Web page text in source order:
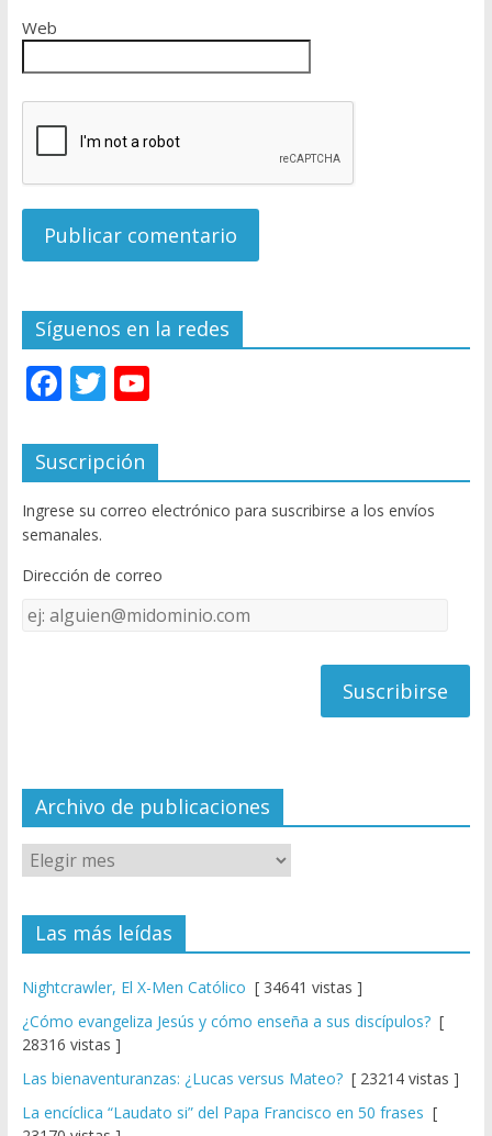
Web
Síguenos en la redes
F
e
b
o
o
k
T
itt
er
Y
u
T
u
e
C
el
Suscripción
Ingrese su correo electrónico para suscribirse a los envíos
semanales.
Dirección de correo
Dirección
de
Archivo de publicaciones
Las más leídas
Nightcrawler, El X-Men Católico [ 34641 vistas ]
¿Cómo evangeliza Jesús y cómo enseña a sus discípulos?[
28316 vistas ]
Las bienaventuranzas: ¿Lucas versus Mateo?[ 23214 vistas ]
La encíclica “Laudato si” del Papa Francisco en 50 frases [